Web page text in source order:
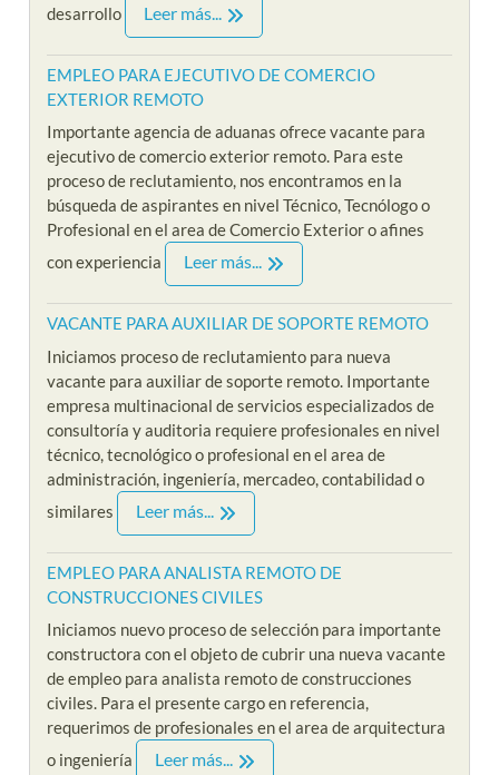
desarrollo
Leer más...
EMPLEO PARA EJECUTIVO DE COMERCIO
EXTERIOR REMOTO
Importante agencia de aduanas ofrece vacante para
ejecutivo de comercio exterior remoto. Para este
proceso de reclutamiento, nos encontramos en la
búsqueda de aspirantes en nivel Técnico, Tecnólogo o
Profesional en el area de Comercio Exterior o afines
con experiencia
Leer más...
VACANTE PARA AUXILIAR DE SOPORTE REMOTO
Iniciamos proceso de reclutamiento para nueva
vacante para auxiliar de soporte remoto. Importante
empresa multinacional de servicios especializados de
consultoría y auditoria requiere profesionales en nivel
técnico, tecnológico o profesional en el area de
administración, ingeniería, mercadeo, contabilidad o
similares
Leer más...
EMPLEO PARA ANALISTA REMOTO DE
CONSTRUCCIONES CIVILES
Iniciamos nuevo proceso de selección para importante
constructora con el objeto de cubrir una nueva vacante
de empleo para analista remoto de construcciones
civiles. Para el presente cargo en referencia,
requerimos de profesionales en el area de arquitectura
o ingeniería
Leer más...